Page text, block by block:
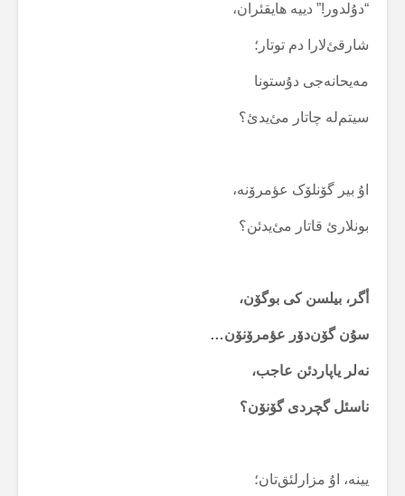
“دۇلدور!” دییە هایقئران،
شارقئ‌لارا دم توتار؛
مەیحانەجی دۇستونا
سیتم‌لە چاتار مئ‌یدئ؟
اۇ بیر گۆنلۆک عؤمرۆنە،
بونلارئ قاتار مئ‌یدئن؟
أگر، بیلسن کی بوگۆن،
سۇن گۆن‌دۆر عؤمرۆنۆن…
نەلر یاپاردئن عاجب،
ناسئل گچردی گۆنۆن؟
یینە، اۇ مزارلئق‌تان؛